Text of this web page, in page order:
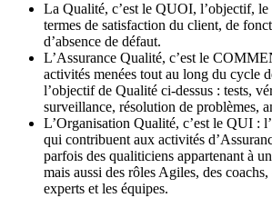
La Qualité, c’est le QUOI, l’objectif, le
termes de satisfaction du client, de
d’absence de défaut.
L’Assurance Qualité, c’est le
activités menées tout au long du cycle
l’objectif de Qualité ci-dessus : tests,
surveillance, résolution de problèmes,
L’Organisation Qualité, c’est le QUI :
qui contribuent aux activités
parfois des qualiticiens appartenant à
mais aussi des rôles Agiles, des coachs,
experts et les équipes.